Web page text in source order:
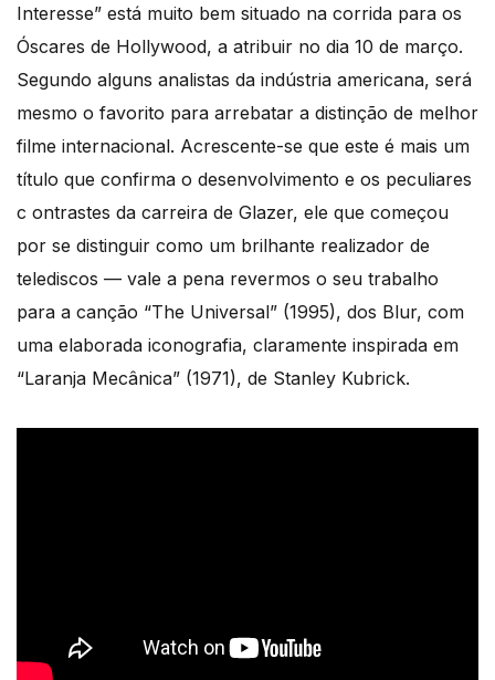
Interesse” está muito bem situado na corrida para os
Óscares de Hollywood, a atribuir no dia 10 de março.
Segundo alguns analistas da indústria americana, será
mesmo o favorito para arrebatar a distinção de melhor
filme internacional. Acrescente-se que este é mais um
título que confirma o desenvolvimento e os peculiares
c ontrastes da carreira de Glazer, ele que começou
por se distinguir como um brilhante realizador de
telediscos — vale a pena revermos o seu trabalho
para a canção “The Universal” (1995), dos Blur, com
uma elaborada iconografia, claramente inspirada em
“Laranja Mecânica” (1971), de Stanley Kubrick.